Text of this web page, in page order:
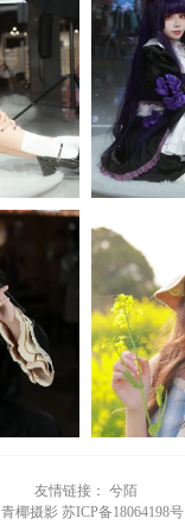
友情链接： 兮陌
青椰摄影 苏ICP备18064198号